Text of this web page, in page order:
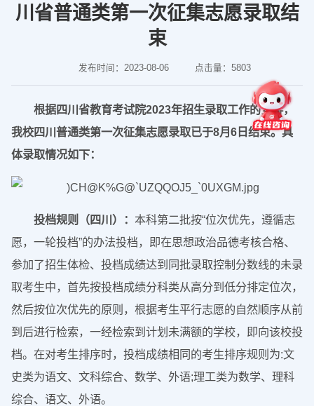
川省普通类第一次征集志愿录取结
束
发布时间：2023-08-06 点击量：5803
根据四川省教育考试院2023年招生录取工作的安排，
我校四川普通类第一次征集志愿录取已于8月6日结束。具
体录取情况如下：
投档规则（四川）：本科第二批按“位次优先，遵循志
愿，一轮投档”的办法投档，即在思想政治品德考核合格、
参加了招生体检、投档成绩达到同批录取控制分数线的未录
取考生中，首先按投档成绩分科类从高分到低分排定位次，
然后按位次优先的原则，根据考生平行志愿的自然顺序从前
到后进行检索，一经检索到计划未满额的学校，即向该校投
档。在对考生排序时，投档成绩相同的考生排序规则为:文
史类为语文、文科综合、数学、外语;理工类为数学、理科
综合、语文、外语。